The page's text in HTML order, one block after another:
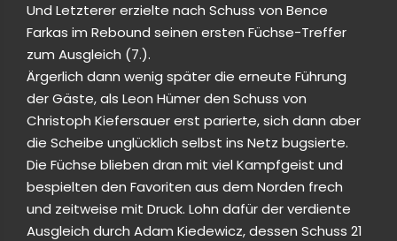
Und Letzterer erzielte nach Schuss von Bence
Farkas im Rebound seinen ersten Füchse-Treffer
zum Ausgleich (7.).
Ärgerlich dann wenig später die erneute Führung
der Gäste, als Leon Hümer den Schuss von
Christoph Kiefersauer erst parierte, sich dann aber
die Scheibe unglücklich selbst ins Netz bugsierte.
Die Füchse blieben dran mit viel Kampfgeist und
bespielten den Favoriten aus dem Norden frech
und zeitweise mit Druck. Lohn dafür der verdiente
Ausgleich durch Adam Kiedewicz, dessen Schuss 21